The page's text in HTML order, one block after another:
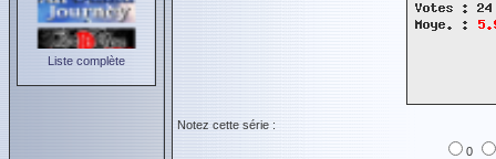
Liste complète
Notez cette série :
0